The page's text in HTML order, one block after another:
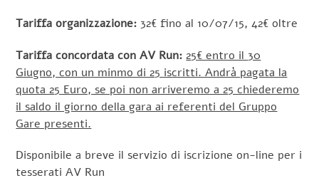
Tariffa organizzazione: 32€ fino al 10/07/15, 42€ oltre
Tariffa concordata con AV Run:25€ entro il 30
Giugno, con un minmo di 25 iscritti. Andrà pagata la
quota 25 Euro, se poi non arriveremo a 25 chiederemo
il saldo il giorno della gara ai referenti del Gruppo
Gare presenti.
Disponibile a breve il servizio di iscrizione on-line per i
tesserati AV Run